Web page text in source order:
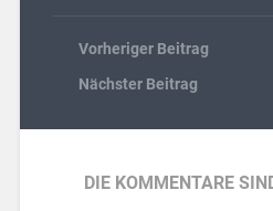
Vorheriger Beitrag
Nächster Beitrag
DIE KOMMENTARE